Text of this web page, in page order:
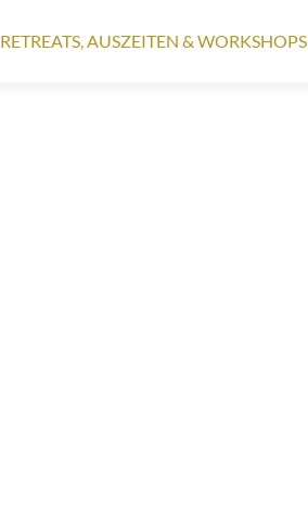
Inhalt
RETREATS, AUSZEITEN & WORKSHOPS